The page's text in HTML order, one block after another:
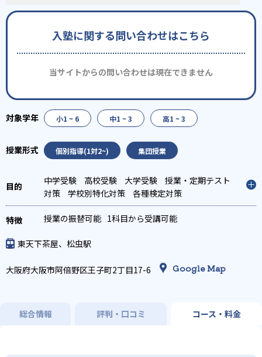
入塾に関する問い合わせはこちら
当サイトからの問い合わせは現在できません
小1 ~ 6 中1 ~ 3 高1 ~ 3
個別指導(1対2~) 集団授業
中学受験 高校受験 大学受験
授業・定期テスト
対策
学校別特化対策 各種検定対策
授業の振替可能 1科目から受講可能
東天下茶屋、松虫駅
大阪府大阪市阿倍野区王子町2丁目17-6 Google Map
総合情報 評判・口コミ コース・料金